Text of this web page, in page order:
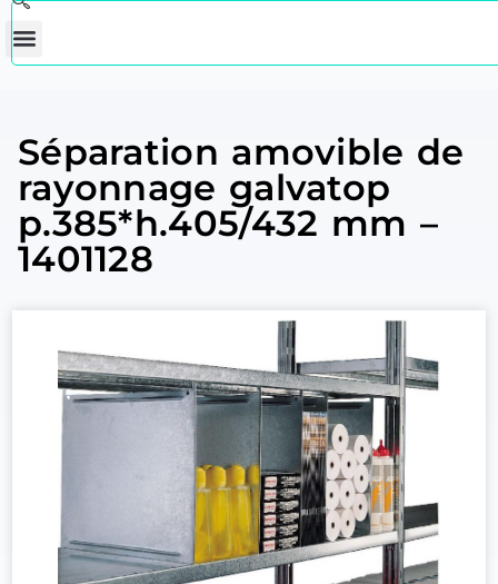
Séparation amovible de
rayonnage galvatop
p.385*h.405/432 mm –
1401128